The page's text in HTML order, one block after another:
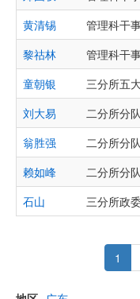
黄清锡
管理科干
黎祜林
管理科干
童朝银
三分所五
刘大易
二分所分
翁胜强
二分所分
赖如峰
二分所分
石山
三分所政
page
1